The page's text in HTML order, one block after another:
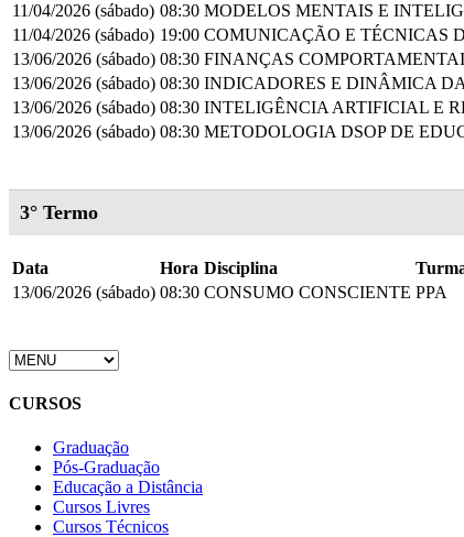
11/04/2026 (sábado) 08:30 MODELOS MENTAIS E
11/04/2026 (sábado) 19:00 COMUNICAÇÃO E TÉCNICAS
13/06/2026 (sábado) 08:30 FINANÇAS
13/06/2026 (sábado) 08:30 INDICADORES E DINÂMICA
13/06/2026 (sábado) 08:30 INTELIGÊNCIA ARTIFICIAL E
13/06/2026 (sábado) 08:30 METODOLOGIA DSOP DE
3° Termo
Data Hora Disciplina
13/06/2026 (sábado) 08:30 CONSUMO CONSCIENTE PPA
CURSOS
Graduação
Pós-Graduação
Educação a Distância
Cursos Livres
Cursos Técnicos